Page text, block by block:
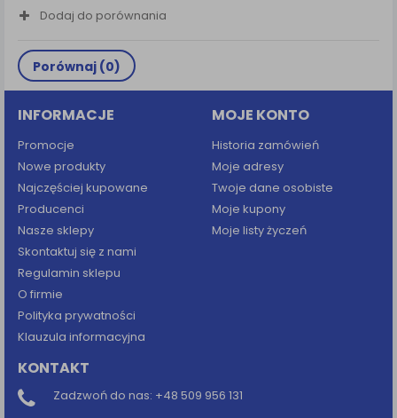
Dodaj do porównania
Porównaj (0)
INFORMACJE
Promocje
Nowe produkty
Najczęściej kupowane
Producenci
Nasze sklepy
Skontaktuj się z nami
Regulamin sklepu
O firmie
Polityka prywatności
Klauzula informacyjna
MOJE KONTO
Historia zamówień
Moje adresy
Twoje dane osobiste
Moje kupony
Moje listy życzeń
KONTAKT
Zadzwoń do nas: +48 509 956 131